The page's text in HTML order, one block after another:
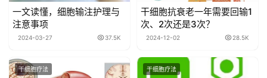
​一文读懂，细胞输注护理与
注意事项
2024-03-27 37.5K
干细胞抗衰老一年需要回输1
次、2次还是3次？
2024-12-02 28.5K
干细胞疗法 干细胞疗法